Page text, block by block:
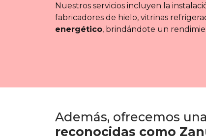
Nuestros servicios incluyen la
fabricadores de hielo, vitrinas
energético, brindándote un
Además, ofrecemos
reconocidas como